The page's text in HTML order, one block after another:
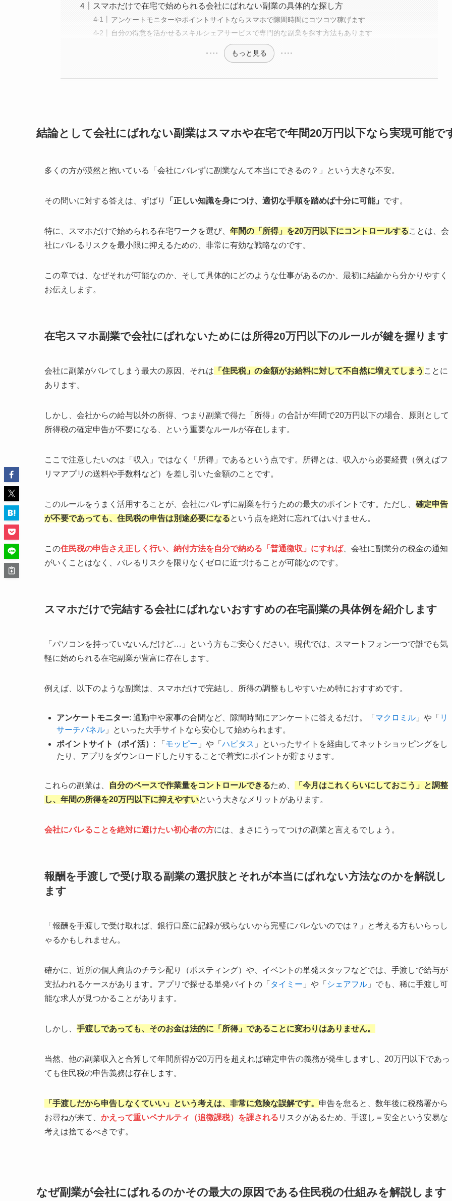
スマホだけで在宅で始められる会社にばれない副業の具体的な探し方
アンケートモニターやポイントサイトならスマホで隙間時間にコツコツ稼げます
自分の得意を活かせるスキルシェアサービスで専門的な副業を探す方法もあります
もっと見る
結論として会社にばれない副業はスマホや在宅で年間20万円以下なら実現可能で
多くの方が漠然と抱いている「会社にバレずに副業なんて本当にできるの？」という大きな不安。
その問いに対する答えは、ずばり 「正しい知識を身につけ、適切な手順を踏めば十分に可能」 です。
特に、スマホだけで始められる在宅ワークを選び、 年間の「所得」を20万円以下にコントロールすることは、会
社にバレるリスクを最小限に抑えるための、非常に有効な戦略なのです。
この章では、なぜそれが可能なのか、そして具体的にどのような仕事があるのか、最初に結論から分かりやすく
お伝えします。
在宅スマホ副業で会社にばれないためには所得20万円以下のルールが鍵を握ります
会社に副業がバレてしまう最大の原因、それは 「住民税」の金額がお給料に対して不自然に増えてしまう ことに
あります。
しかし、会社からの給与以外の所得、つまり副業で得た「所得」の合計が年間で20万円以下の場合、原則として
所得税の確定申告が不要になる、という重要なルールが存在します。
ここで注意したいのは「収入」ではなく「所得」であるという点です。所得とは、収入から必要経費（例えばフ
リマアプリの送料や手数料など）を差し引いた金額のことです。
このルールをうまく活用することが、会社にバレずに副業を行うための最大のポイントです。ただし、 確定申告
が不要であっても、住民税の申告は別途必要になるという点を絶対に忘れてはいけません。
この住民税の申告さえ正しく行い、納付方法を自分で納める「普通徴収」にすれば、会社に副業分の税金の通知
がいくことはなく、バレるリスクを限りなくゼロに近づけることが可能なのです。
スマホだけで完結する会社にばれないおすすめの在宅副業の具体例を紹介します
「パソコンを持っていないんだけど…」という方もご安心ください。現代では、スマートフォン一つで誰でも気
軽に始められる在宅副業が豊富に存在します。
例えば、以下のような副業は、スマホだけで完結し、所得の調整もしやすいため特におすすめです。
アンケートモニター: 通勤中や家事の合間など、隙間時間にアンケートに答えるだけ。「 マクロミル 」や「 リ
サーチパネル 」といった大手サイトなら安心して始められます。
ポイントサイト（ポイ活） : 「 モッピー 」や「 ハピタス 」といったサイトを経由してネットショッピングをし
たり、アプリをダウンロードしたりすることで着実にポイントが貯まります。
これらの副業は、 自分のペースで作業量をコントロールできるため、
「今月はこれくらいにしておこう」と調整
し、年間の所得を20万円以下に抑えやすいという大きなメリットがあります。
会社にバレることを絶対に避けたい初心者の方には、まさにうってつけの副業と言えるでしょう。
報酬を手渡しで受け取る副業の選択肢とそれが本当にばれない方法なのかを解説し
ます
「報酬を手渡しで受け取れば、銀行口座に記録が残らないから完璧にバレないのでは？」と考える方もいらっし
ゃるかもしれません。
確かに、近所の個人商店のチラシ配り（ポスティング）や、イベントの単発スタッフなどでは、手渡しで給与が
支払われるケースがあります。アプリで探せる単発バイトの「 タイミー 」や「 シェアフル 」でも、稀に手渡し可
能な求人が見つかることがあります。
しかし、 手渡しであっても、そのお金は法的に「所得」であることに変わりはありません。
当然、他の副業収入と合算して年間所得が20万円を超えれば確定申告の義務が発生しますし、20万円以下であっ
ても住民税の申告義務は存在します。
「手渡しだから申告しなくていい」という考えは、非常に危険な誤解です。 申告を怠ると、数年後に税務署から
お尋ねが来て、 かえって重いペナルティ（追徴課税）を課される リスクがあるため、手渡し＝安全という安易な
考えは捨てるべきです。
なぜ副業が会社にばれるのかその最大の原因である住民税の仕組みを解説します